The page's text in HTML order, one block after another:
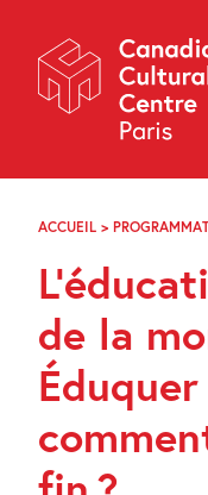
Navigation
About
Programming
Off-Site
Explore
Archives
f i
ACCUEIL >
de la